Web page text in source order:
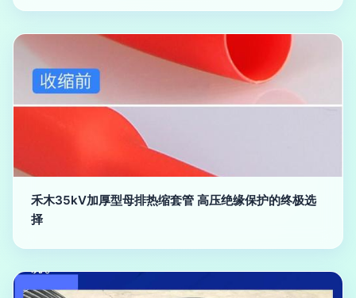
禾木35kV加厚型母排热缩套管 高压绝缘保护的终极选
择